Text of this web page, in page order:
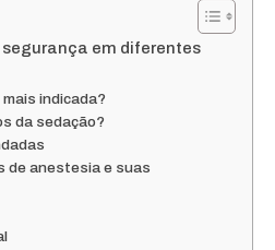
em diferentes
indicada?
da sedação?
de anestesia e suas